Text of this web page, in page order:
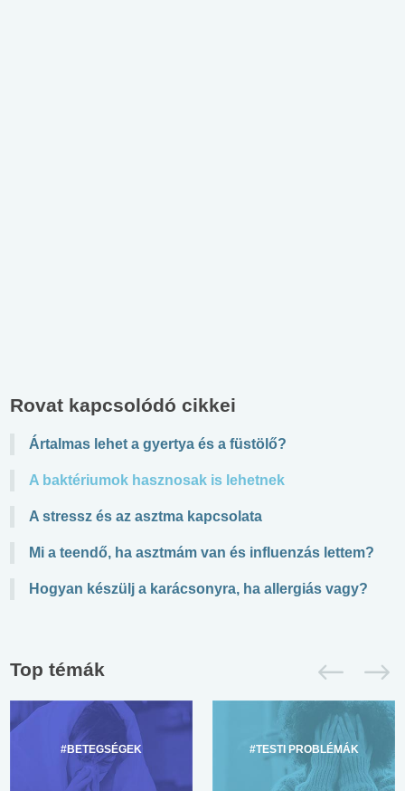
Rovat kapcsolódó cikkei
Ártalmas lehet a gyertya és a füstölő?
A baktériumok hasznosak is lehetnek
A stressz és az asztma kapcsolata
Mi a teendő, ha asztmám van és influenzás lettem?
Hogyan készülj a karácsonyra, ha allergiás vagy?
Top témák
#BETEGSÉGEK #TESTI PROBLÉMÁK